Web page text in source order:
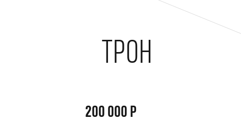
ТРОН
200 000 Р